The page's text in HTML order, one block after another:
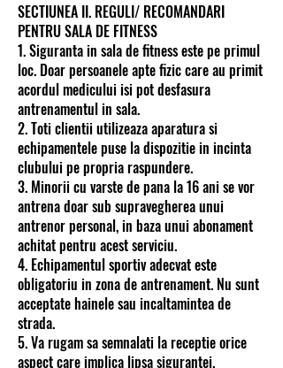
SECTIUNEA II. REGULI/ RECOMANDARI
PENTRU SALA DE FITNESS
1. Siguranta in sala de fitness este pe primul
loc. Doar persoanele apte fizic care au primit
acordul medicului isi pot desfasura
antrenamentul in sala.
2. Toti clientii utilizeaza aparatura si
echipamentele puse la dispozitie in incinta
clubului pe propria raspundere.
3. Minorii cu varste de pana la 16 ani se vor
antrena doar sub supravegherea unui
antrenor personal, in baza unui abonament
achitat pentru acest serviciu.
4. Echipamentul sportiv adecvat este
obligatoriu in zona de antrenament. Nu sunt
acceptate hainele sau incaltamintea de
strada.
5. Va rugam sa semnalati la receptie orice
aspect care implica lipsa sigurantei.